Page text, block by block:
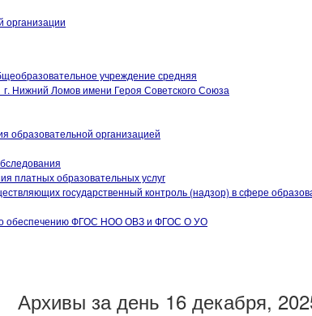
организации
образовательной организацией
платных образовательных услуг
государственный контроль (надзор) в сфере
обеспечению ФГОС НОО ОВЗ и ФГОС О УО
Архивы за день 16 декабря,